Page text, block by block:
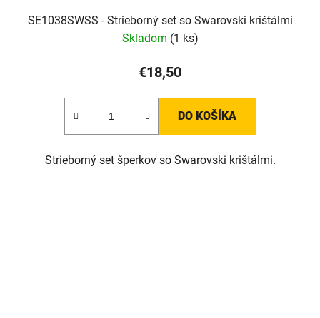
SE1038SWSS - Strieborný set so Swarovski krištálmi
Skladom (1 ks)
€18,50
DO KOŠÍKA
Strieborný set šperkov so Swarovski krištálmi.